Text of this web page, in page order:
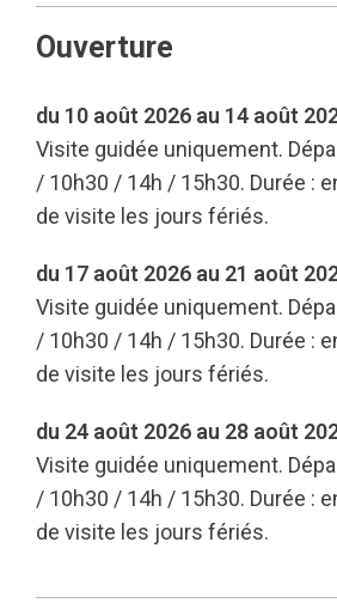
Ouverture
du 10 août 2026 au 14 août
Visite guidée uniquement.
/ 10h30 / 14h / 15h30. Durée :
de visite les jours fériés.
du 17 août 2026 au 21 août
Visite guidée uniquement.
/ 10h30 / 14h / 15h30. Durée :
de visite les jours fériés.
du 24 août 2026 au 28 août
Visite guidée uniquement.
/ 10h30 / 14h / 15h30. Durée :
de visite les jours fériés.